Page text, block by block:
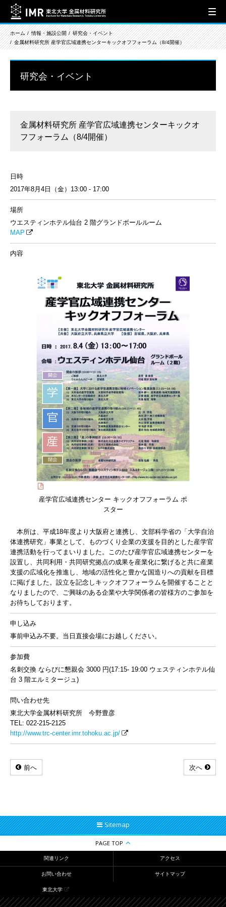
ホーム 情報・施設公開
研究会・イベント
金属材料研究所 産学官広域連携センターキックオフフォーラム（8/4開催）
研究会・イベント
金属材料研究所 産学官広域連携センターキックオ
フフォーラム（8/4開催）
日時
2017年8月4日（金）13:00 - 17:00
場所
ウエスティンホテル仙台 2 階グランドボールルーム
MAP
内容
産学官広域連携センター キックオフフォーラム ポ
スター
本所は、平成18年度より大阪府と連携し、文部科学省の「大学自治
体連携研究」事業として、ものづくり企業の支援を目的とした産学官
連携活動を行ってまいりました。このたび産学官広域連携センターを
設置し、共同利用・共同研究拠点の成果を産業化に繋げると共に産業
支援の広域化を推進し、地域の活性化と豊かな国造りへの貢献を目標
に掲げました。設立を記念しキックオフフォーラムを開催することと
なりましたので、ご興味のある企業や大学関係者の皆様方のご参加を
お待ちしております。
申し込み
事前申込み不要。当日直接会場にお越しください。
参加費
名刺交換 ならびに懇親会 3000 円(17:15- 19:00 ウェスティンホテル仙
台 3 階エルミタージュ)
問い合わせ先
東北大学金属材料研究所 今野豊彦
TEL: 022-215-2125
http://www.trc-center.imr.tohoku.ac.jp/
前へ 次へ
Sitemap
PAGE TOP
関連リンク アクセス
お問い合わせ サイトマップ
東北大学